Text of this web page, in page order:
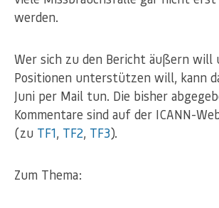
werden.
Wer sich zu den Bericht äußern will
Positionen unterstützen will, kann
Juni per Mail tun. Die bisher
Kommentare sind auf der ICANN-
(zu TF1, TF2, TF3).
Zum Thema: